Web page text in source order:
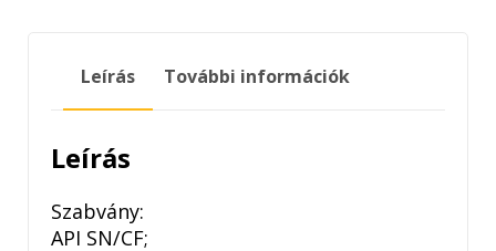
mennyiség
Leírás További információk
Leírás
Szabvány:
API SN/CF;